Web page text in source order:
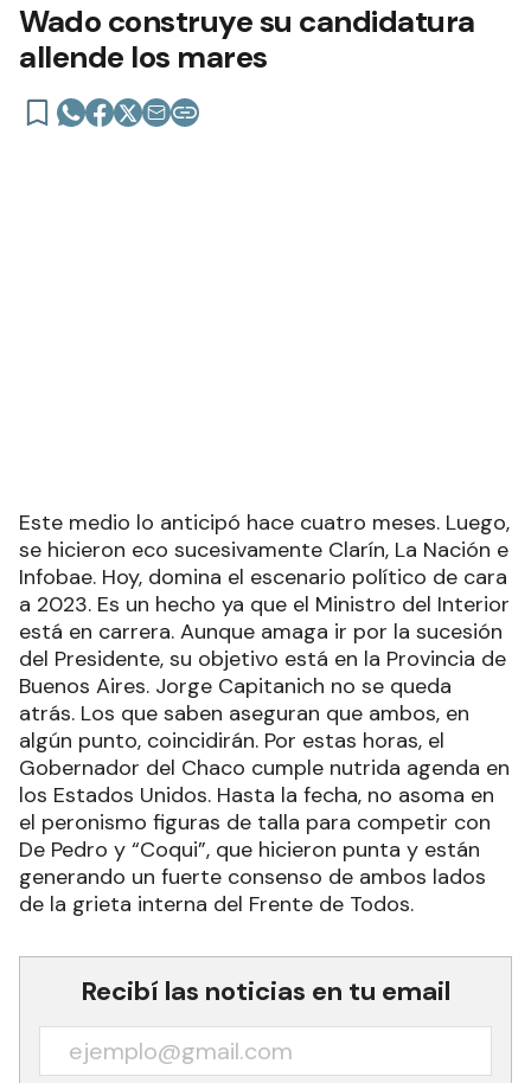
Wado construye su candidatura
allende los mares
Este medio lo anticipó hace cuatro meses. Luego,
se hicieron eco sucesivamente Clarín, La Nación e
Infobae. Hoy, domina el escenario político de cara
a 2023. Es un hecho ya que el Ministro del Interior
está en carrera. Aunque amaga ir por la sucesión
del Presidente, su objetivo está en la Provincia de
Buenos Aires. Jorge Capitanich no se queda
atrás. Los que saben aseguran que ambos, en
algún punto, coincidirán. Por estas horas, el
Gobernador del Chaco cumple nutrida agenda en
los Estados Unidos. Hasta la fecha, no asoma en
el peronismo figuras de talla para competir con
De Pedro y “Coqui”, que hicieron punta y están
generando un fuerte consenso de ambos lados
de la grieta interna del Frente de Todos.
Recibí las noticias en tu email